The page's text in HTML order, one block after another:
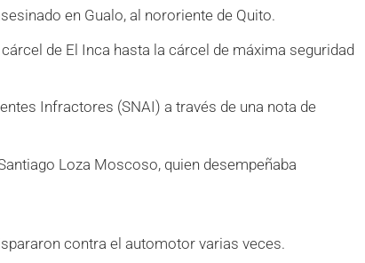
en Gualo, al nororiente de Quito.
de El Inca hasta la cárcel de máxima seguridad
Infractores (SNAI) a través de una nota de
Loza Moscoso, quien desempeñaba
contra el automotor varias veces.